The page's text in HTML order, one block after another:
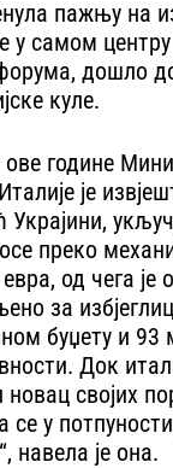
пажњу на
у самом
дошло
куле.
ове године
је
преко
од чега је
за
буџету и 93
Док
својих
се у
навела је она.